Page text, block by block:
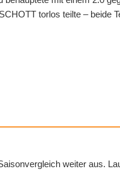
torlos teilte – beide
weiter aus.